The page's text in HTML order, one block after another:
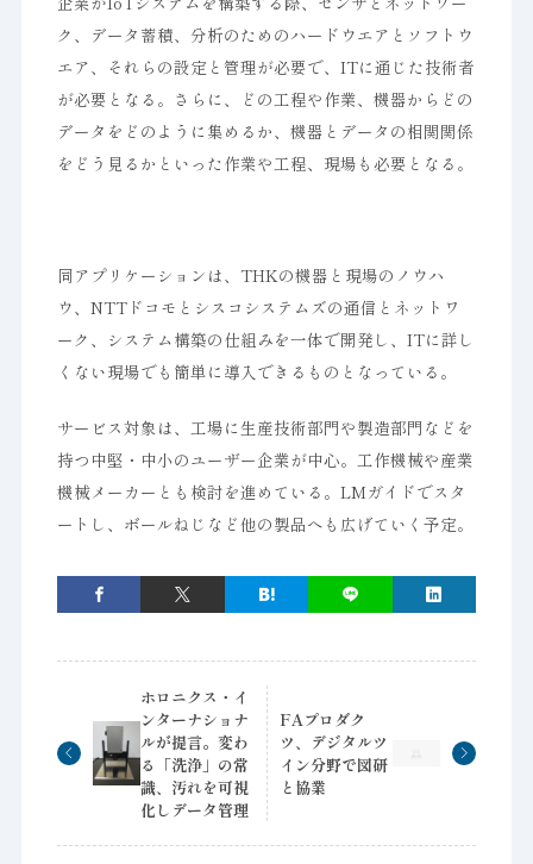
ク、データ蓄積、分析のためのハードウエアとソフトウ
エア、それらの設定と管理が必要で、ITに通じた技術者
が必要となる。さらに、どの工程や作業、機器からどの
データをどのように集めるか、機器とデータの相関関係
をどう見るかといった作業や工程、現場も必要となる。
同アプリケーションは、THKの機器と現場のノウハ
ウ、NTTドコモとシスコシステムズの通信とネットワ
ーク、システム構築の仕組みを一体で開発し、ITに詳し
くない現場でも簡単に導入できるものとなっている。
サービス対象は、工場に生産技術部門や製造部門などを
持つ中堅・中小のユーザー企業が中心。工作機械や産業
機械メーカーとも検討を進めている。LMガイドでスタ
ートし、ボールねじなど他の製品へも広げていく予定。
ホロニクス・イ
ンターナショナ
ルが提言。変わ
る「洗浄」の常
識、汚れを可視
化しデータ管理
FAプロダク
ツ、デジタルツ
イン分野で図研
と協業